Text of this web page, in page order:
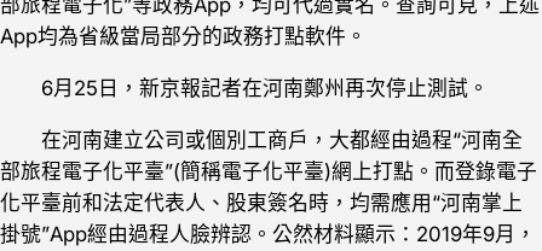
部旅程電子化”等政務App，均可代過實名。查詢可見，上述
App均為省級當局部分的政務打點軟件。
6月25日，新京報記者在河南鄭州再次停止測試。
在河南建立公司或個別工商戶，大都經由過程“河南全
部旅程電子化平臺”(簡稱電子化平臺)網上打點。而登錄電子
化平臺前和法定代表人、股東簽名時，均需應用“河南掌上
掛號”App經由過程人臉辨認。公然材料顯示：2019年9月，